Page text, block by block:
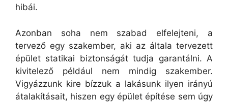
hibái.
Azonban soha nem szabad elfelejteni, a
tervező egy szakember, aki az általa tervezett
épület statikai biztonságát tudja garantálni. A
kivitelező például nem mindig szakember.
Vigyázzunk kire bízzuk a lakásunk ilyen irányú
átalakításait, hiszen egy épület építése sem úgy